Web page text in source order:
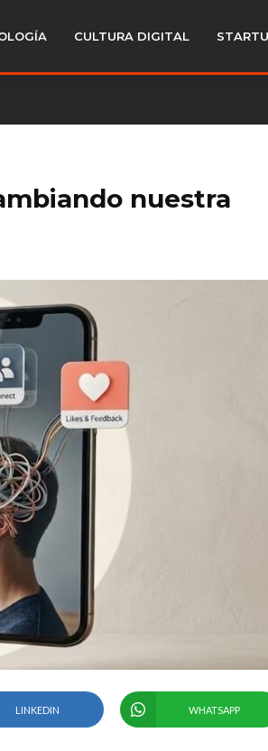
CULTURA DIGITAL
nuestra
LINKEDIN WHATSAPP